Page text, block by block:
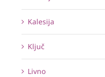
Kalesija
Ključ
Livno